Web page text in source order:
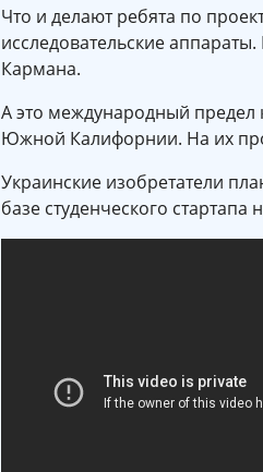
Что и делают ребята по
исследовательские
Кармана.
А это международный предел
Южной Калифорнии. На их
Украинские изобретатели
базе студенческого